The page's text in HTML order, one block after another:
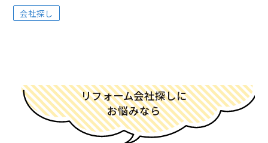
会社探し
リフォーム会社探しに
お悩みなら